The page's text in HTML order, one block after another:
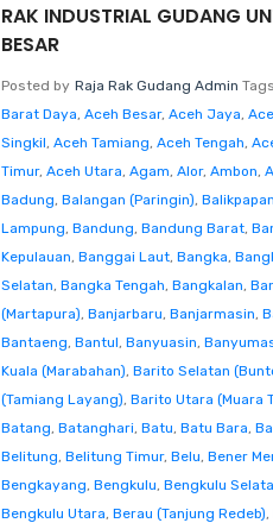
RAK INDUSTRIAL GUDANG
BESAR
Posted by Raja Rak Gudang Admin
Barat Daya, Aceh Besar, Aceh Jaya,
Singkil, Aceh Tamiang, Aceh Tengah,
Timur, Aceh Utara, Agam, Alor, Ambon,
Badung, Balangan (Paringin), Balikpapan
Lampung, Bandung, Bandung Barat,
Kepulauan, Banggai Laut, Bangka,
Selatan, Bangka Tengah, Bangkalan,
(Martapura), Banjarbaru, Banjarmasin,
Bantaeng, Bantul, Banyuasin,
Kuala (Marabahan), Barito Selatan
(Tamiang Layang), Barito Utara (Muara
Batang, Batanghari, Batu, Batu Bara,
Belitung, Belitung Timur, Belu, Bener
Bengkayang, Bengkulu, Bengkulu
Bengkulu Utara, Berau (Tanjung Redeb),